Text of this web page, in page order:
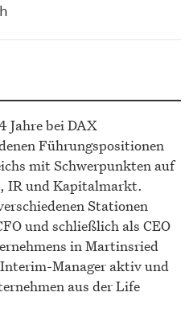
Jahre bei DAX
Führungspositionen
mit Schwerpunkten auf
IR und Kapitalmarkt.
Stationen
und schließlich als CEO
in Martinsried
Manager aktiv und
aus der Life